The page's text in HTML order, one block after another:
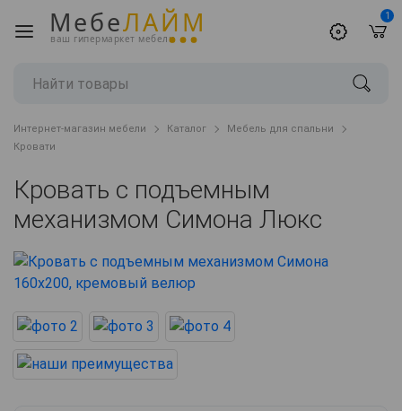
МебеЛАЙМ
ваш гипермаркет мебели
1
Интернет-магазин мебели Каталог
Мебель для спальни
Кровати
Кровать с подъемным
механизмом Симона Люкс